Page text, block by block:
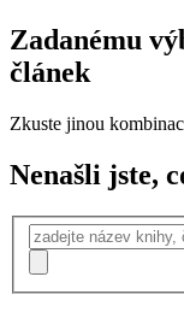
Zadanému
článek
Zkuste jinou
Nenašli jste,